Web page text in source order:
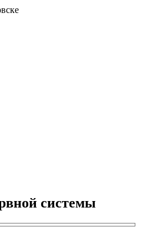
системы